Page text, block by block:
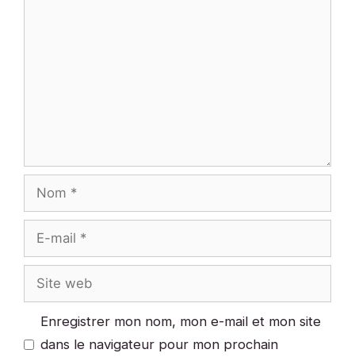
Nom
mail
Site
web
Enregistrer mon nom, mon e-mail et mon site
dans le navigateur pour mon prochain